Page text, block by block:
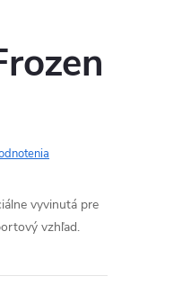
vyvinutá pre
vzhľad.